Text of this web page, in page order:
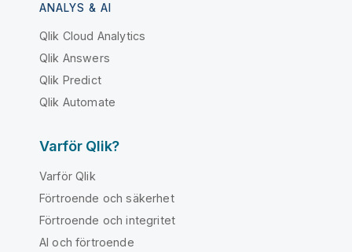
ANALYS & AI
Qlik Cloud Analytics
Qlik Answers
Qlik Predict
Qlik Automate
Varför Qlik?
Varför Qlik
Förtroende och säkerhet
Förtroende och integritet
AI och förtroende